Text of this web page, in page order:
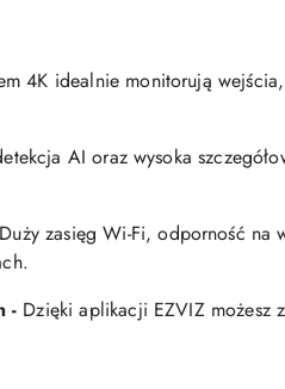
4K idealnie monitorują
AI oraz wysoka
Duży zasięg Wi-Fi, odporność na
- Dzięki aplikacji EZVIZ możesz